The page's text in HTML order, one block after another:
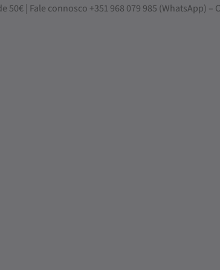
| Fale connosco +351 968 079 985 (WhatsApp)